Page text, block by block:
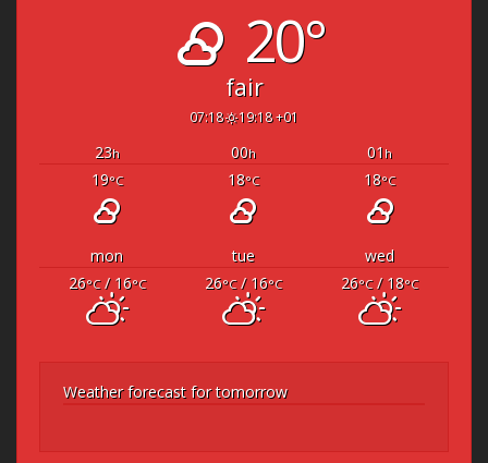
20°
fair
07:18 19:18 +01
23h 00h 01 h
19°C 18°C 18°C
mon tue
wed
26°C/ 16°C 26°C/ 16°C 26°C/ 18°C
Weather forecast for tomorrow